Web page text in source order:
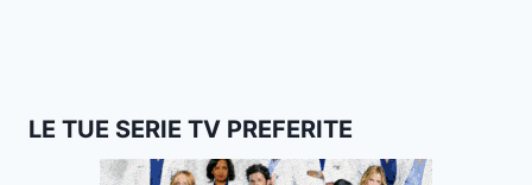
LE TUE SERIE TV PREFERITE